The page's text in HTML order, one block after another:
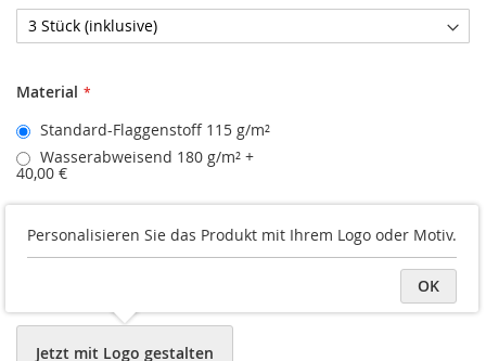
Material
Standard-Flaggenstoff 115 g/m²
Wasserabweisend 180 g/m² +
40,00 €
Druckvorschau
Jetzt mit Logo gestalten
Personalisieren Sie das Produkt mit Ihrem Logo oder Motiv.
OK